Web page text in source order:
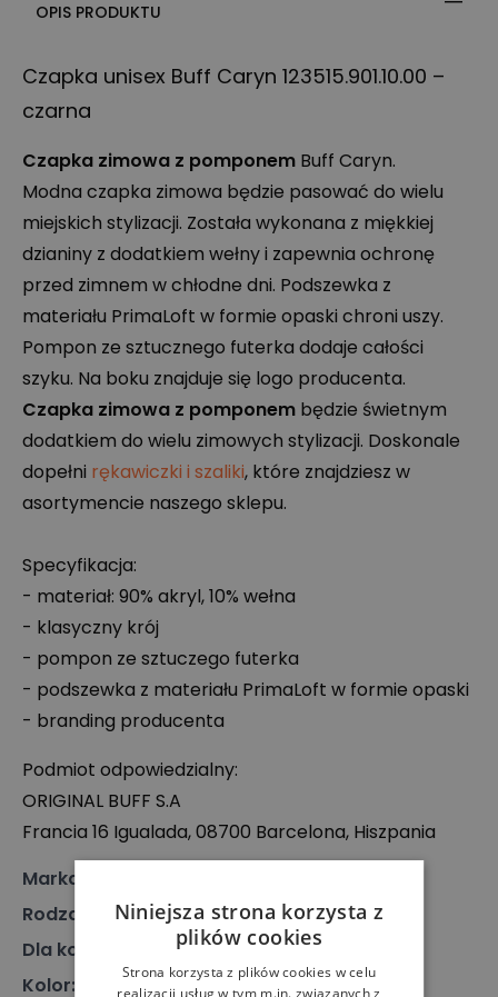
OPIS PRODUKTU
Czapka unisex Buff Caryn 123515.901.10.00 –
czarna
Czapka zimowa z pomponem Buff Caryn.
Modna czapka zimowa będzie pasować do wielu
miejskich stylizacji. Została wykonana z miękkiej
dzianiny z dodatkiem wełny i zapewnia ochronę
przed zimnem w chłodne dni. Podszewka z
materiału PrimaLoft w formie opaski chroni uszy.
Pompon ze sztucznego futerka dodaje całości
szyku. Na boku znajduje się logo producenta.
Czapka zimowa z pomponem będzie świetnym
dodatkiem do wielu zimowych stylizacji. Doskonale
dopełni rękawiczki i szaliki, które znajdziesz w
asortymencie naszego sklepu.
Specyfikacja:
- materiał: 90% akryl, 10% wełna
- klasyczny krój
- pompon ze sztuczego futerka
- podszewka z materiału PrimaLoft w formie opaski
- branding producenta
Podmiot odpowiedzialny:
ORIGINAL BUFF S.A
Francia 16 Igualada, 08700 Barcelona, Hiszpania
Marka
Rodzaj
Akcesoria, Czapka zimowa, Czapka
Dla kogo
Dla każdego
Kolor: Czarny
Niniejsza strona korzysta z
plików cookies
Strona korzysta z plików cookies w celu
realizacji usług w tym m.in. związanych z